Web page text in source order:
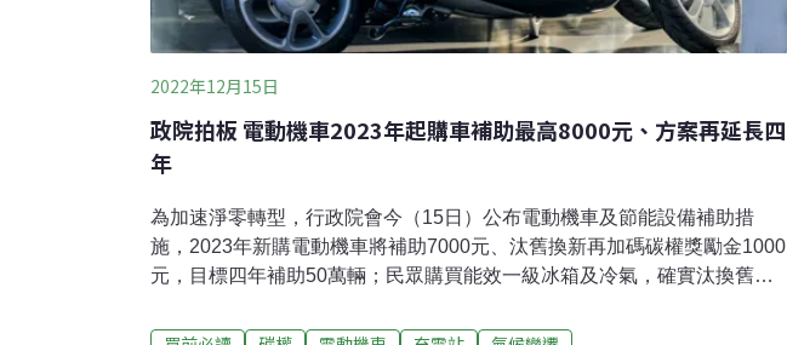
2022年12月15日
政院拍板 電動機車2023年起購車補助最高8000元、方案再延長四
年
為加速淨零轉型，行政院會今（15日）公布電動機車及節能設備補助措
施，2023年新購電動機車將補助7000元、汰舊換新再加碼碳權獎勵金1000
元，目標四年補助50萬輛；民眾購買能效一級冰箱及冷氣，確實汰換舊機
民眾購買電動機車、汰換老舊家電，也促進商業、服務業者加速汰換耗電